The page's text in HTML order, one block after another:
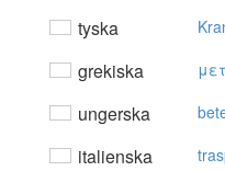
tyska
grekiska
ungerska
italienska